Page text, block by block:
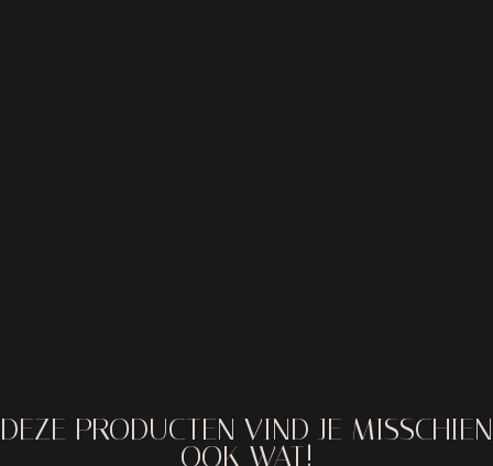
DEZE PRODUCTEN VIND JE MISSCHIEN
OOK WAT!